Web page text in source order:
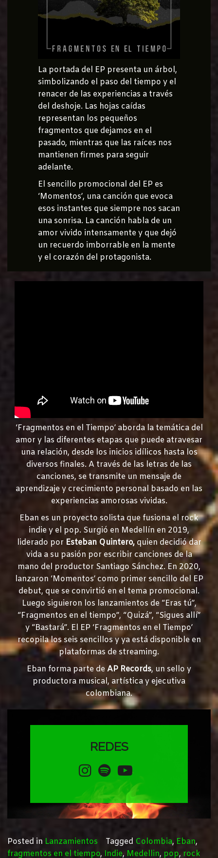
La portada del EP presenta un árbol,
simbolizando el paso del tiempo y el
renacer de las experiencias a través
del deshoje. Las hojas caídas
representan los pequeños
fragmentos que dejamos en el
pasado, mientras que las raíces nos
mantienen firmes para seguir
adelante.
El sencillo promocional del EP es
‘Momentos’, una canción que evoca
esos instantes que siempre nos sacan
una sonrisa. La canción habla de un
amor vivido intensamente y que dejó
un recuerdo imborrable en la mente
y el corazón del protagonista.
‘Fragmentos en el Tiempo’ aborda la temática del
amor y las diferentes etapas que puede atravesar
una relación, desde los inicios idílicos hasta los
diversos finales. A través de las letras de las
canciones, se transmite un mensaje de
aprendizaje y crecimiento personal basado en las
experiencias amorosas vividas.
Eban es un proyecto solista que fusiona el rock
indie y el pop. Surgió en Medellín en 2019,
liderado por Esteban Quintero,quien decidió dar
vida a su pasión por escribir canciones de la
mano del productor Santiago Sánchez. En 2020,
lanzaron ‘Momentos’ como primer sencillo del EP
debut, que se convirtió en el tema promocional.
Luego siguieron los lanzamientos de “Eras tú”,
“Fragmentos en el tiempo”, “Quizá”, “Sigues allí”
y “Bastará”. El EP ‘Fragmentos en el Tiempo’
recopila los seis sencillos y ya está disponible en
plataformas de streaming.
Eban forma parte deAP Records, un sello y
productora musical, artística y ejecutiva
colombiana.
REDES
Posted in Lanzamientos Tagged Colombia, Eban,
fragmentos en el tiempo, Indie, Medellin, pop, rock